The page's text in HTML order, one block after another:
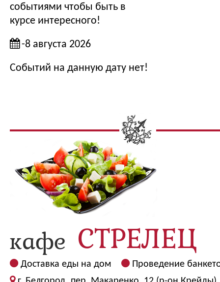
событиями чтобы быть в
курсе интересного!
-8 августа 2026
Событий на данную дату нет!
Доставка еды на дом
Проведение